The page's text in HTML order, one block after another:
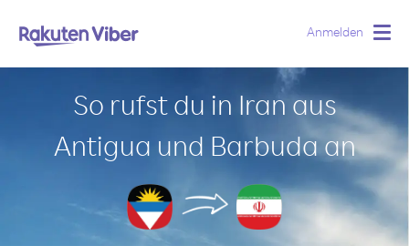
Anmelden
So rufst du in Iran aus
Antigua und Barbuda an